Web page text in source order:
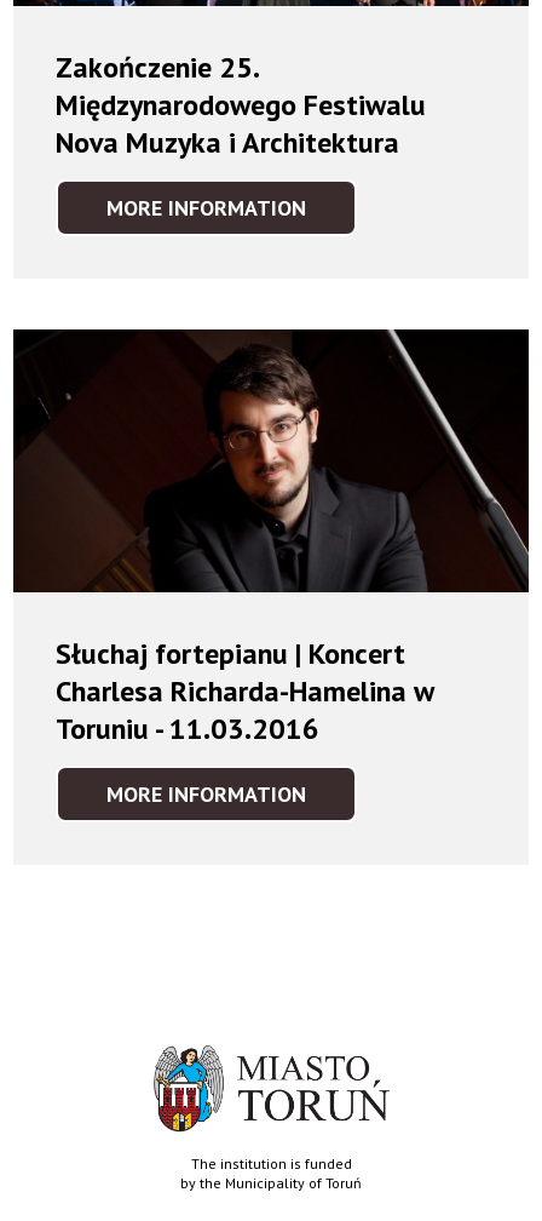
Zakończenie 25.
Międzynarodowego Festiwalu
Nova Muzyka i Architektura
MORE INFORMATION
Słuchaj fortepianu | Koncert
Charlesa Richarda-Hamelina w
Toruniu - 11.03.2016
MORE INFORMATION
The institution is funded
by the Municipality of Toruń